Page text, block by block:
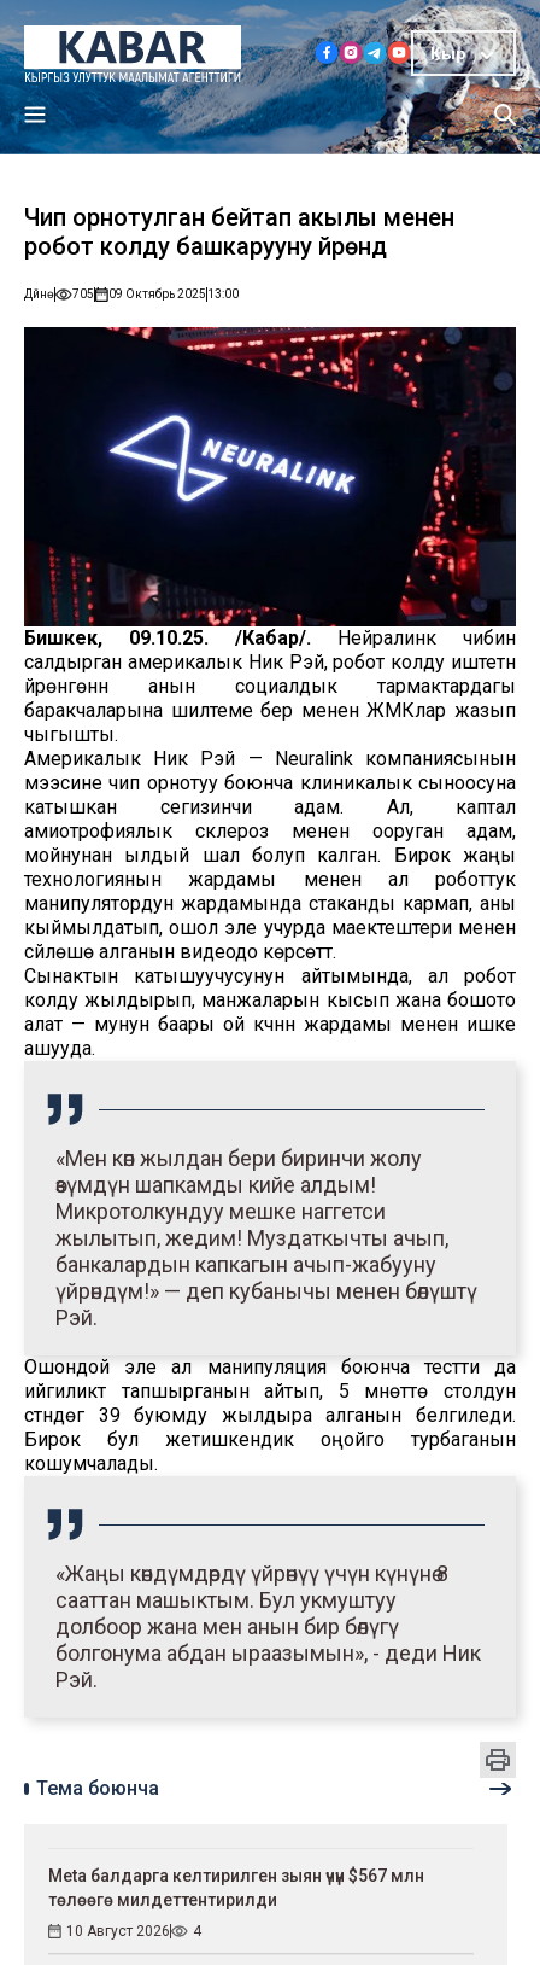
Кыр
Чип орнотулган бейтап акылы менен
робот колду башкарууну үйрөндү
Дүйнө 705 09 Октябрь 2025 13:00
Бишкек, 09.10.25. /Кабар/. Нейралинк чибин
салдырган америкалык Ник Рэй, робот колду иштетүүнү
үйрөнгөнүн анын социалдык тармактардагы
баракчаларына шилтеме берүү менен ЖМКлар жазып
чыгышты.
Америкалык Ник Рэй — Neuralink компаниясынын
мээсине чип орнотуу боюнча клиникалык сыноосуна
катышкан сегизинчи адам. Ал, каптал
амиотрофиялык склероз менен ооруган адам,
мойнунан ылдый шал болуп калган. Бирок жаңы
технологиянын жардамы менен ал роботтук
манипулятордун жардамында стаканды кармап, аны
кыймылдатып, ошол эле учурда маектештери менен
сүйлөшө алганын видеодо көрсөттү.
Сынактын катышуучусунун айтымында, ал робот
колду жылдырып, манжаларын кысып жана бошото
алат — мунун баары ой күчүнүн жардамы менен ишке
ашууда.
«Мен көп жылдан бери биринчи жолу
өзүмдүн шапкамды кийе алдым!
Микротолкундуу мешке наггетси
жылытып, жедим! Муздаткычты ачып,
банкалардын капкагын ачып-жабууну
үйрөндүм!» — деп кубанычы менен бөлүштү
Рэй.
Ошондой эле ал манипуляция боюнча тестти да
ийгиликтүү тапшырганын айтып, 5 мүнөттө столдун
үстүндөгү 39 буюмду жылдыра алганын белгиледи.
Бирок бул жетишкендик оңойго турбаганын
кошумчалады.
«Жаңы көндүмдөрдү үйрөнүү үчүн күнүнө 8
сааттан машыктым. Бул укмуштуу
долбоор жана мен анын бир бөлүгү
болгонума абдан ыраазымын», - деди Ник
Рэй.
Тема боюнча
Meta балдарга келтирилген зыян үчүн $567 млн
төлөөгө милдеттентирилди
10 Август 2026 4